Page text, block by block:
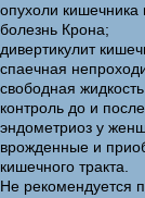
опухоли кишечника
болезнь Крона;
дивертикулит
спаечная
свободная
контроль до и
эндометриоз у
врожденные и
кишечного тракта.
Не рекомендуется